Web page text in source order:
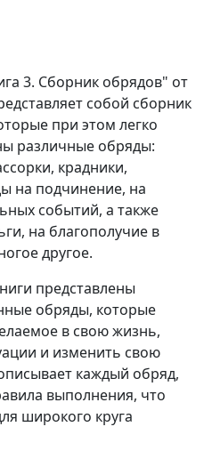
3. Сборник обрядов" от
собой сборник
при этом легко
различные обряды:
крадники,
на подчинение, на
событий, а также
на благополучие в
другое.
представлены
обряды, которые
в свою жизнь,
и изменить свою
каждый обряд,
выполнения, что
широкого круга